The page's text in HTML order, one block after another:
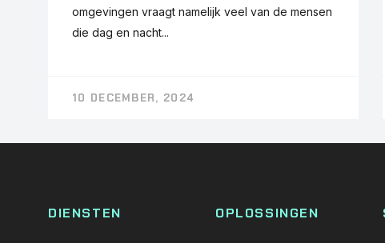
omgevingen vraagt namelijk veel van de mensen
die dag en nacht...
10 DECEMBER, 2024
DIENSTEN OPLOSSINGEN